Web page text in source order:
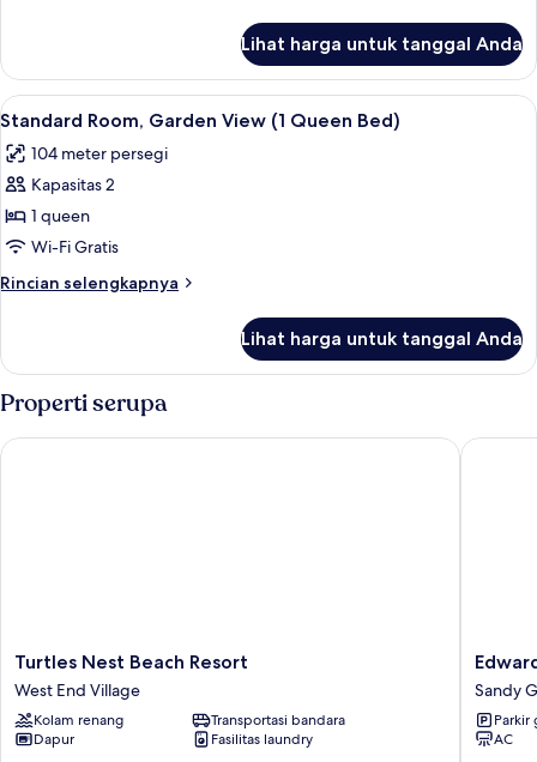
Kamar
Lihat harga untuk tanggal Anda
Lihat
semua
foto
untuk
Standard
Room,
Garden
View
Queen
Bed)
Setrika/meja setrika dan tempat
5
Standard Room, Garden View (1 Queen Bed)
104 meter persegi
Kapasitas 2
1 queen
Wi-Fi Gratis
Rincian selengkapnya
Rincian
Standard
Room,
Garden
View
(1
Lihat harga untuk tanggal Anda
Properti serupa
Turtles
Nest
Beach
Resort
West
Turtles Nest Beach Resort
West End Village
Kolam renang
Transportasi bandara
Dapur
Fasilitas laundry
Turtles Nest Beach Resort
Sandy
Ground
Sandy
Parkir
AC